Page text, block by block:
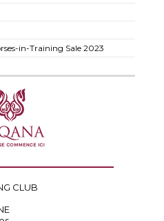
in-Training Sale 2023
CLUB